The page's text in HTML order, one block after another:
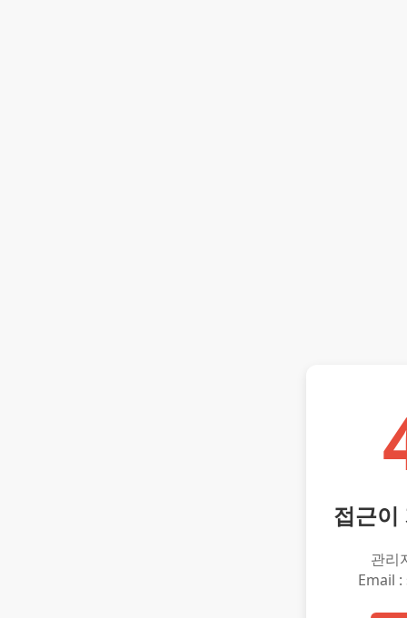
접근이
관리
Email